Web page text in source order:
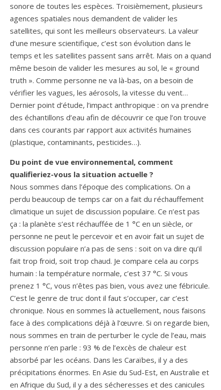
sonore de toutes les espèces. Troisièmement, plusieurs
agences spatiales nous demandent de valider les
satellites, qui sont les meilleurs observateurs. La valeur
d’une mesure scientifique, c’est son évolution dans le
temps et les satellites passent sans arrêt. Mais on a quand
même besoin de valider les mesures au sol, le « ground
truth ». Comme personne ne va là-bas, on a besoin de
vérifier les vagues, les aérosols, la vitesse du vent…
Dernier point d’étude, l’impact anthropique : on va prendre
des échantillons d’eau afin de découvrir ce que l’on trouve
dans ces courants par rapport aux activités humaines
(plastique, contaminants, pesticides…).
Du point de vue environnemental, comment
qualifieriez-vous la situation actuelle ?
Nous sommes dans l’époque des complications. On a
perdu beaucoup de temps car on a fait du réchauffement
climatique un sujet de discussion populaire. Ce n’est pas
ça : la planète s’est réchauffée de 1 °C en un siècle, or
personne ne peut le percevoir et en avoir fait un sujet de
discussion populaire n’a pas de sens : soit on va dire qu’il
fait trop froid, soit trop chaud. Je compare cela au corps
humain : la température normale, c’est 37 °C. Si vous
prenez 1 °C, vous n’êtes pas bien, vous avez une fébricule.
C’est le genre de truc dont il faut s’occuper, car c’est
chronique. Nous en sommes là actuellement, nous faisons
face à des complications déjà à l’œuvre. Si on regarde bien,
nous sommes en train de perturber le cycle de l’eau, mais
personne n’en parle : 93 % de l’excès de chaleur est
absorbé par les océans. Dans les Caraïbes, il y a des
précipitations énormes. En Asie du Sud-Est, en Australie et
en Afrique du Sud, il y a des sécheresses et des canicules